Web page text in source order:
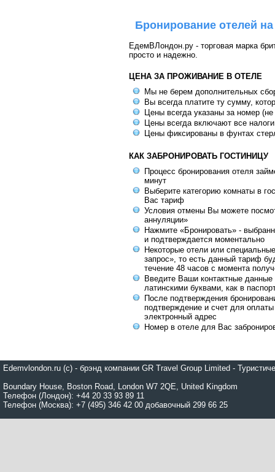
Бронирование отелей
ЕдемВЛондон.ру - торговая марка
просто и надежно.
ЦЕНА ЗА ПРОЖИВАНИЕ В ОТЕЛЕ
Мы не берем дополнительных
Вы всегда платите ту сумму,
Цены всегда указаны за номер
Цены всегда включают все
Цены фиксированы в фунтах
КАК ЗАБРОНИРОВАТЬ ГОСТИНИЦУ
Процесс бронирования отеля
минут
Выберите категорию комнаты в
Вас тариф
Условия отмены Вы можете
аннуляции»
Нажмите «Бронировать» -
и подтверждается моментально
Некоторые отели или
запрос», то есть данный тариф
течение 48 часов с момента
Введите Ваши контактные данные
латинскими буквами, как в
После подтверждения
подтверждение и счет для
электронный адрес
Номер в отеле для Вас
Edemvlondon.ru (c) - брэнд компании GR Travel Group Limited -
Boundary House, Boston Road, London W7 2QE, United Kingdom
Телефон (Лондон): +44 20 33 93 89 11
Телефон (Москва): +7 (495) 346 42 00 добавочный 299 66 25